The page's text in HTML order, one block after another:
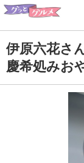
伊原六花さ
慶希処みお